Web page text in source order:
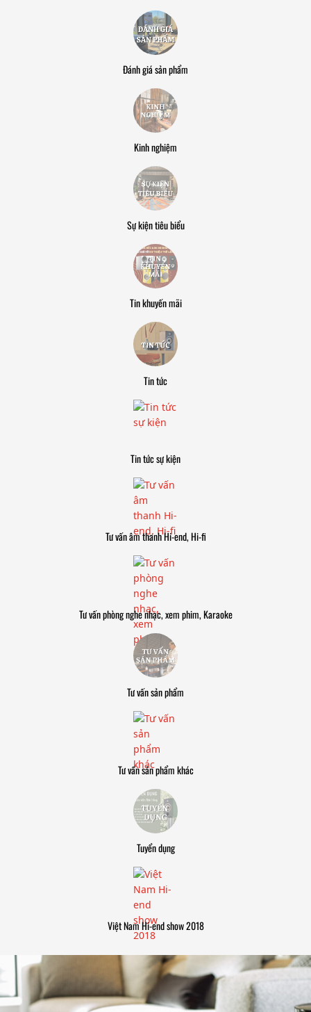
Đánh giá sản phẩm
Kinh nghiệm
Sự kiện tiêu biểu
Tin khuyến mãi
Tin tức
Tin tức sự kiện
Tư vấn âm thanh Hi-end, Hi-fi
Tư vấn phòng nghe nhạc, xem phim, Karaoke
Tư vấn sản phẩm
Tư vấn sản phẩm khác
Tuyển dụng
Việt Nam Hi-end show 2018